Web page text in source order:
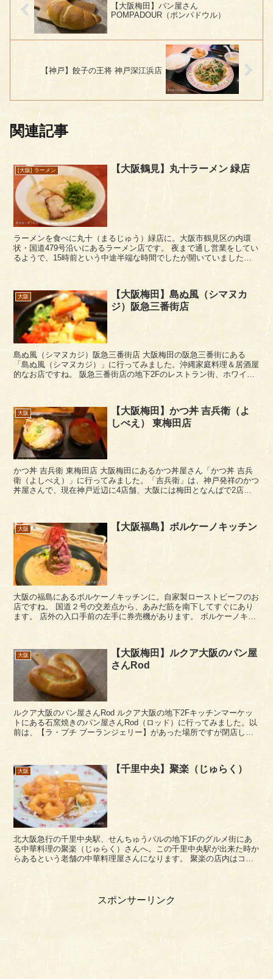
【大阪梅田】パン屋さん
POMPADOUR（ポンパドウル）
【神戸】餃子の王将 神戸深江浜店
関連記事
[大阪] ラーメン 【大阪鶴見】丸十ラーメン 緑店
ラーメンを食べに丸十（まるじゅう）緑店に。大阪市鶴見区の内環
状・国道479号沿いにあるラーメン店です。 夜まで通し営業をしてい
るようで、15時前という中途半端な時間でしたが開いていました。
大阪
【大阪梅田】島ぬ風（シマヌカ
ジ）阪急三番街店
島ぬ風（シマヌカジ）阪急三番街店 大阪梅田の阪急三番街にある
「島ぬ風（シマヌカジ）」に行ってみました。沖縄家庭料理＆居酒屋
的なお店ですね。 阪急三番街店の地下2Fのレストラン街、ホワイテ
大阪
【大阪梅田】かつ丼 吉兵衛（よ
しべえ） 東梅田店
かつ丼 吉兵衛 東梅田店 大阪梅田にあるかつ丼屋さん「かつ丼 吉兵
衛（よしべえ）」に行ってみました。「吉兵衛」は、神戸発祥のかつ
丼屋さんで、現在神戸近辺に4店舗、大阪には梅田となんばで2店舗
大阪 【大阪福島】ボルケーノキッチン
大阪の福島にあるボルケーノキッチンに。自家製ローストビーフのお
店ですね。 国道２号の交差点から、あみだ筋を南下してすぐにあり
ます。 店外の入口手前の左手に券売機があります。 ボルケーノキッ
大阪
【大阪梅田】ルクア大阪のパン屋
さんRod
ルクア大阪のパン屋さんRod ルクア大阪の地下2Fキッチンマーケッ
トにある石窯焼きのパン屋さんRod（ロッド）に行ってみました。以
前は、【ラ・プチ ブーランジェリー】があった場所ですが閉店し
大阪 【千里中央】聚楽（じゅらく）
北大阪急行の千里中央駅、せんちゅうパルの地下1Fのグルメ街にあ
る中華料理の聚楽（じゅらく）さんへ。この千里中央駅が出来た時か
らあるという老舗の中華料理屋さんになります。 聚楽の店内はコン
スポンサーリンク